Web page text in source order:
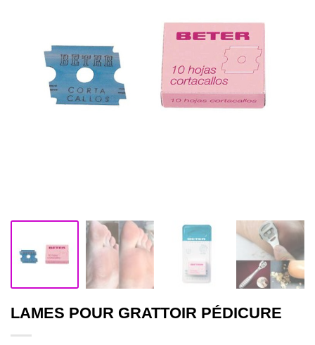
LAMES POUR GRATTOIR PÉDICURE